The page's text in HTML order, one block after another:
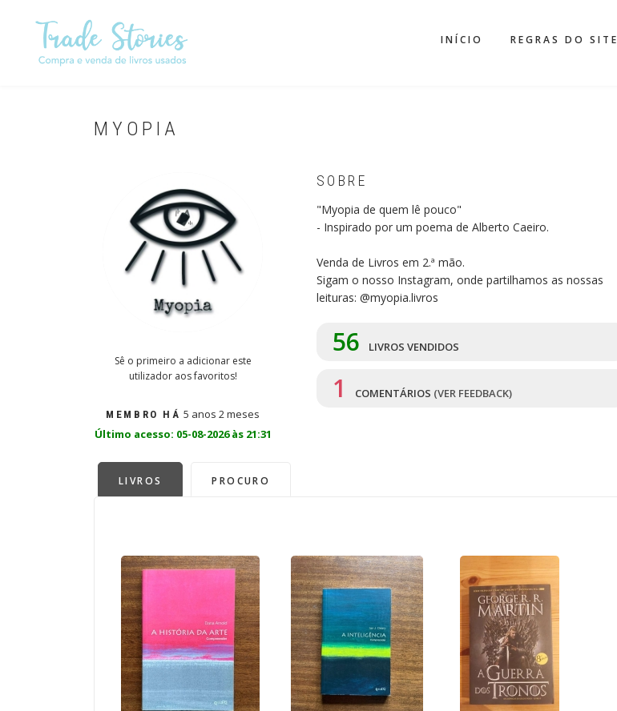
conteúdo
INÍCIO REGRAS DO SITE
MYOPIA
Sê o primeiro a adicionar este
utilizador aos favoritos!
MEMBRO HÁ 5 anos 2 meses
Último acesso: 05-08-2026 às 21:31
SOBRE
"Myopia de quem lê pouco"
- Inspirado por um poema de Alberto Caeiro.
Venda de Livros em 2.ª mão.
Sigam o nosso Instagram, onde partilhamos as nossas
leituras: @myopia.livros
56 LIVROS VENDIDOS
1 COMENTÁRIOS (VER FEEDBACK)
LIVROS PROCURO